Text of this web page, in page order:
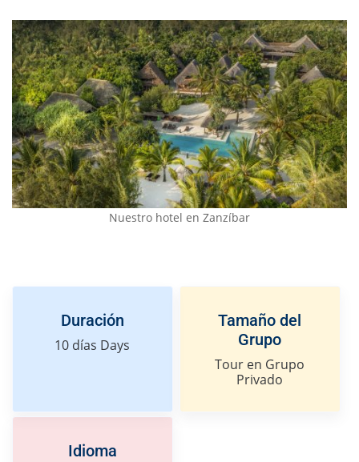
Nuestro hotel en Zanzíbar
Duración
10 días Days
Tamaño del
Grupo
Tour en Grupo
Privado
Idioma